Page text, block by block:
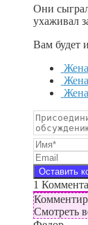
Они
ухаживал
Вам будет
1
Смотреть